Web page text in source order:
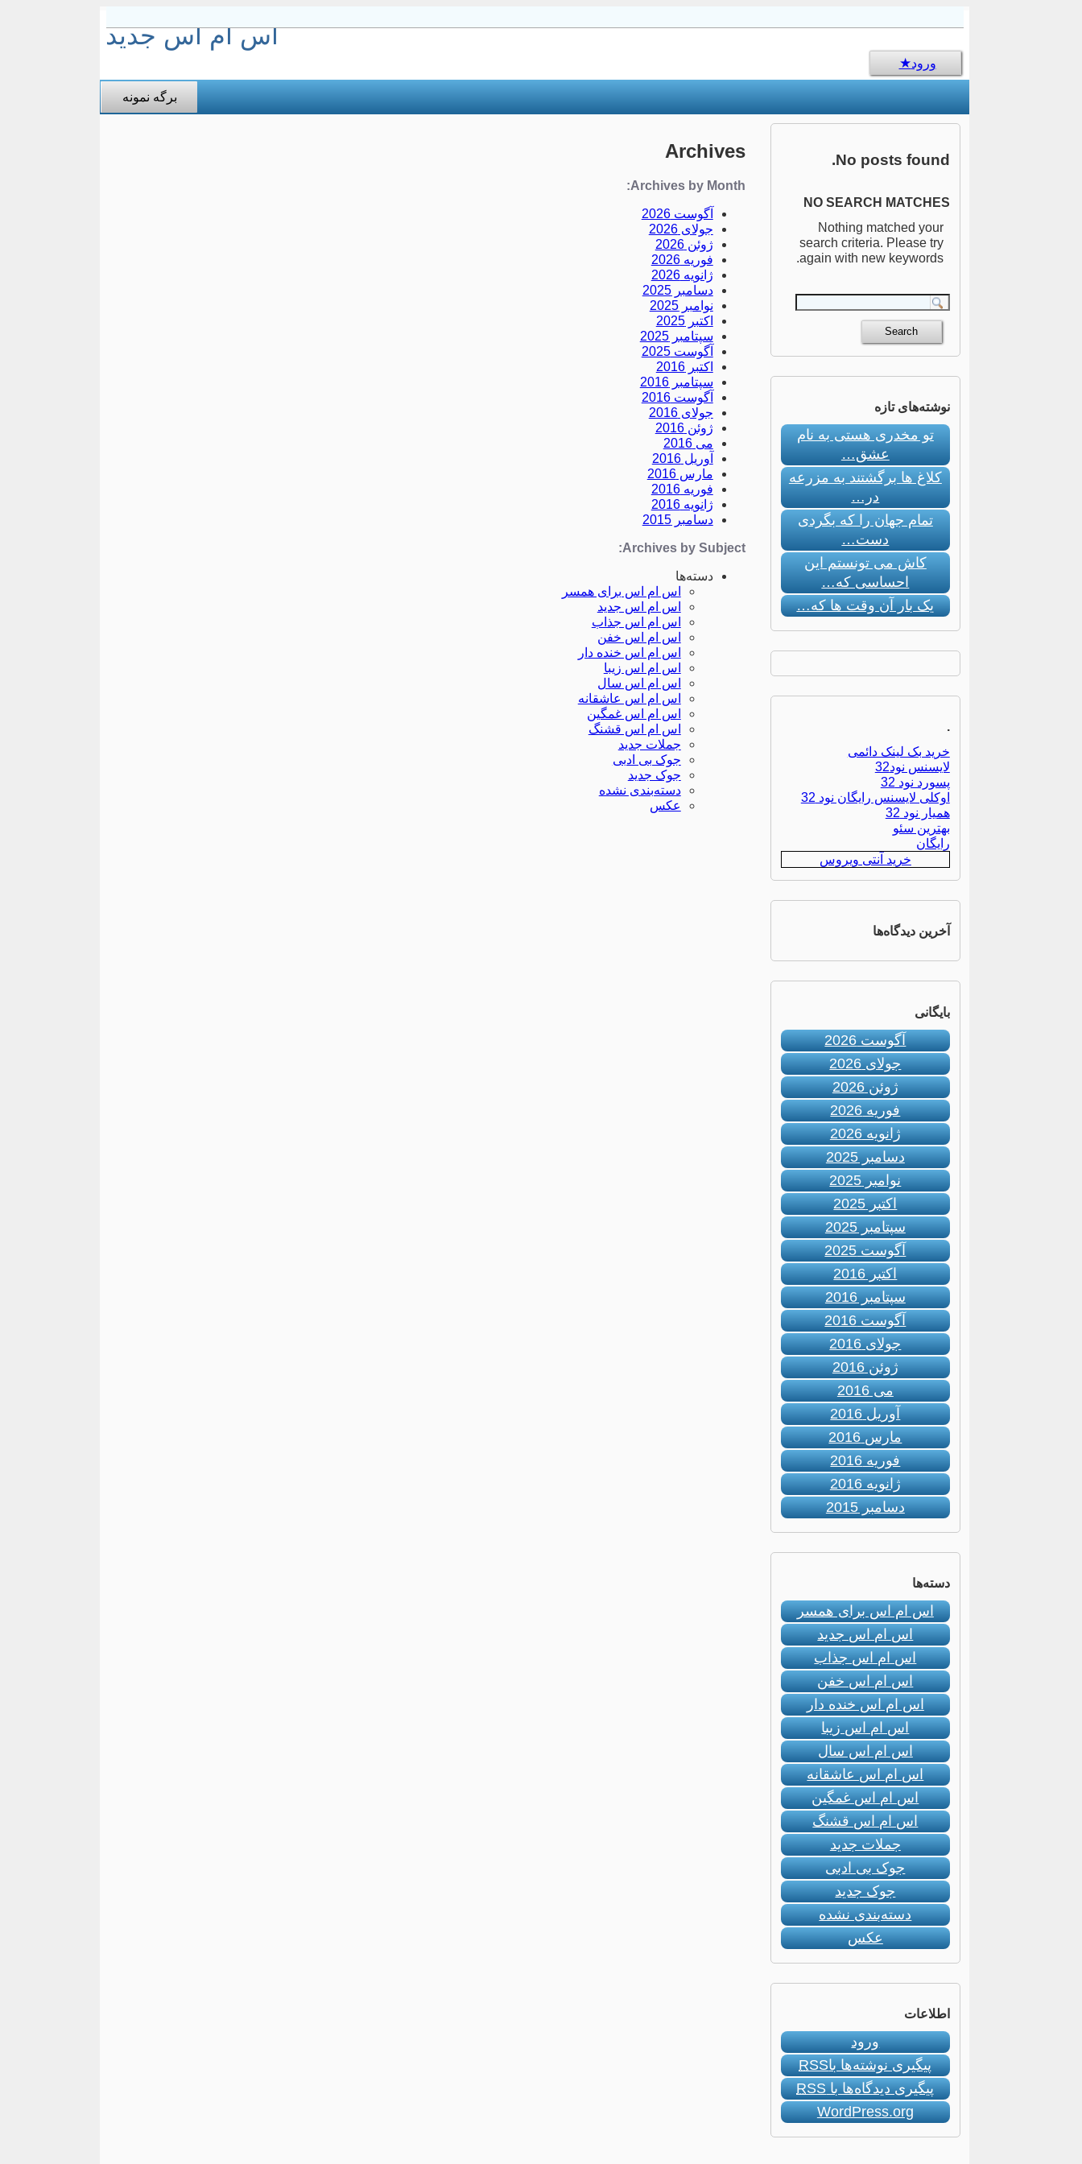
اس ام اس جدید
ورود
برگه نمونه
Archives
Archives by Month:
آگوست 2026
جولای 2026
ژوئن 2026
فوریه 2026
ژانویه 2026
دسامبر 2025
نوامبر 2025
اکتبر 2025
سپتامبر 2025
آگوست 2025
اکتبر 2016
سپتامبر 2016
آگوست 2016
جولای 2016
ژوئن 2016
می 2016
آوریل 2016
مارس 2016
فوریه 2016
ژانویه 2016
دسامبر 2015
Archives by Subject:
دسته‌ها
اس ام اس برای همسر
اس ام اس جدید
اس ام اس جذاب
اس ام اس خفن
اس ام اس خنده دار
اس ام اس زیبا
اس ام اس سال
اس ام اس عاشقانه
اس ام اس غمگین
اس ام اس قشنگ
جملات جدید
جوک بی ادبی
جوک جدید
دسته‌بندی نشده
عکس
No posts found.
NO SEARCH MATCHES
Nothing matched your
search criteria. Please try
again with new keywords.
نوشته‌های تازه
تو مخدری هستی به نام
عشق…
کلاغ ها برگشتند به مزرعه
در…
تمام جهان را که بگردی
دست…
کاش می تونستم این
احساسی که…
یک بار آن وقت ها که…
.
خرید بک لینک دائمی
لایسنس نود32
پسورد نود 32
اوکلی لایسنس رایگان نود 32
همیار نود 32
بهترین سئو
رایگان
خرید آنتی ویروس
آخرین دیدگاه‌ها
بایگانی
آگوست 2026
جولای 2026
ژوئن 2026
فوریه 2026
ژانویه 2026
دسامبر 2025
نوامبر 2025
اکتبر 2025
سپتامبر 2025
آگوست 2025
اکتبر 2016
سپتامبر 2016
آگوست 2016
جولای 2016
ژوئن 2016
می 2016
آوریل 2016
مارس 2016
فوریه 2016
ژانویه 2016
دسامبر 2015
دسته‌ها
اس ام اس برای همسر
اس ام اس جدید
اس ام اس جذاب
اس ام اس خفن
اس ام اس خنده دار
اس ام اس زیبا
اس ام اس سال
اس ام اس عاشقانه
اس ام اس غمگین
اس ام اس قشنگ
جملات جدید
جوک بی ادبی
جوک جدید
دسته‌بندی نشده
عکس
اطلاعات
ورود
پیگیری نوشته‌ها باRSS
پیگیری دیدگاه‌ها باRSS
WordPress.org